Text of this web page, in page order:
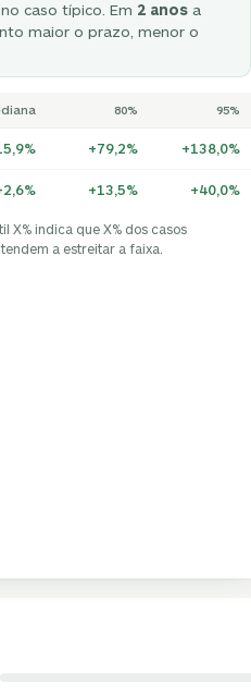
caso típico. Em 2 anosa
maior o prazo, menor o
80% 95%
+79,2% +138,0%
+13,5% +40,0%
X% indica que X% dos casos
a estreitar a faixa.